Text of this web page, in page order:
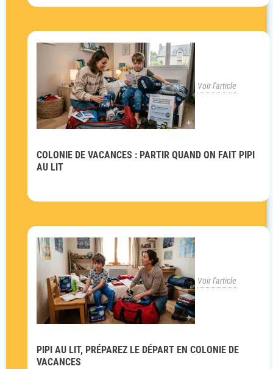
COLONIE DE VACANCES : PARTIR QUAND ON FAIT PIPI
AU LIT
Voir l'article
PIPI AU LIT, PRÉPAREZ LE DÉPART EN COLONIE DE
VACANCES
Voir l'article